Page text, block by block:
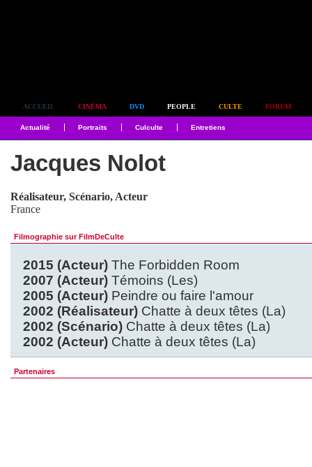
ACCUEIL CINÉMA DVD PEOPLE CULTE FORUM
Actualité Portraits Culculte Entretiens
Jacques Nolot
Réalisateur, Scénario, Acteur
France
Filmographie sur FilmDeCulte
2015 (Acteur) The Forbidden Room
2007 (Acteur) Témoins (Les)
2005 (Acteur) Peindre ou faire l'amour
2002 (Réalisateur) Chatte à deux têtes (La)
2002 (Scénario) Chatte à deux têtes (La)
2002 (Acteur) Chatte à deux têtes (La)
Partenaires